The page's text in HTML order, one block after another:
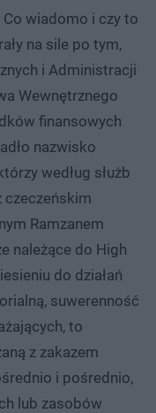
Co wiadomo i czy to
na sile po tym,
i Administracji
Wewnętrznego
finansowych
nazwisko
według służb
czeczeńskim
Ramzanem
należące do High
do działań
suwerenność
to
z zakazem
i pośrednio,
lub zasobów